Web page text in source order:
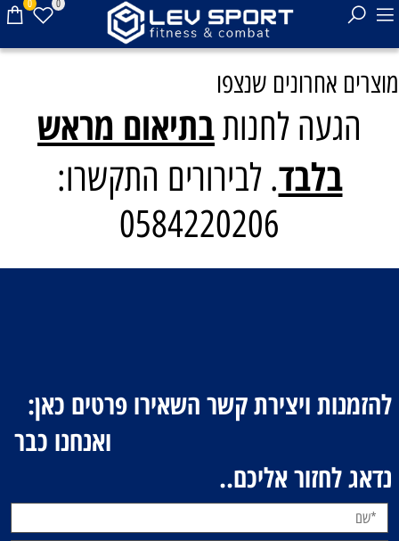
0 0
מוצרים אחרונים שנצפו
הגעה לחנותבתיאום מראש
בלבד. לבירורים התקשרו:
0584220206
להזמנות ויצירת קשר השאירו פרטים כאן:
ואנחנו כבר
נדאג לחזור אליכם..